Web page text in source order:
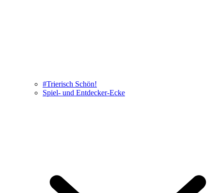
#Trierisch Schön!
Spiel- und Entdecker-Ecke